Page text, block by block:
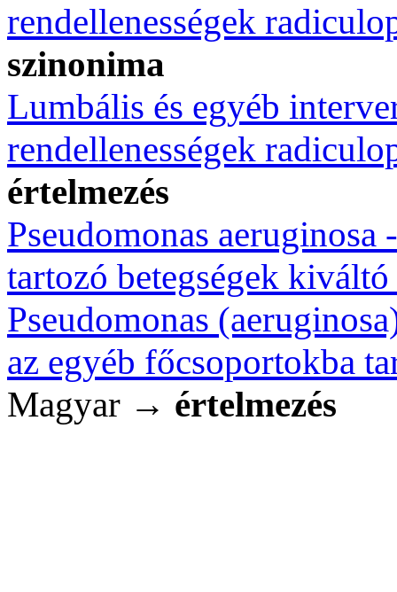
rendellenességek
szinonima
Lumbális és egyéb
rendellenességek
értelmezés
Pseudomonas
tartozó betegségek
Pseudomonas
az egyéb főcsoportokba
Magyar → értelmezés